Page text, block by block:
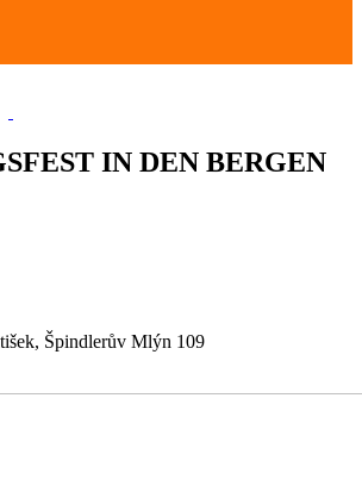
IN DEN BERGEN
Špindlerův Mlýn 109